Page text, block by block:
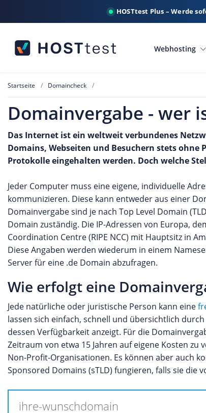
HOSTtest Plus – Werde
Webhosting
Startseite Domaincheck
Domainvergabe - wer
Das Internet ist ein weltweit verbundenes
Domains, Webseiten und Besuchern stets
Protokolle eingehalten werden. Doch welche
Jeder Computer muss eine eigene, individuelle
kommunizieren. Diese kann entweder aus einer
Domainvergabe sind je nach Top Level Domain
Domain zuständig. Die IP-Adressen von Europa,
Coordination Centre (RIPE NCC) mit Hauptsitz in
Diese Angaben werden wiederum in einem
Server für eine .de Domain abzufragen.
Wie erfolgt eine
Jede natürliche oder juristische Person kann eine
lassen sich einfach, schnell und übersichtlich
dessen Verfügbarkeit anzeigt. Für die
Zeitraum von etwa 15 Jahren auf eigene Kosten zu
Non-Profit-Organisationen. Es können aber auch
Sponsored Domains (sTLD) fungieren, falls sie die